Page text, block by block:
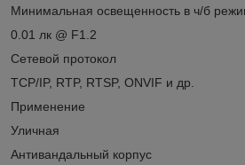
Минимальная освещенность в ч/б
0.01 лк @ F1.2
Сетевой протокол
TCP/IP, RTP, RTSP, ONVIF и др.
Применение
Уличная
Антивандальный корпус